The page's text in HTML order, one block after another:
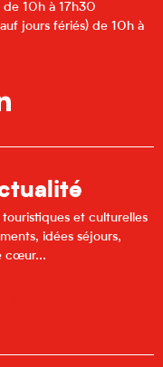
10h à 17h30
jours fériés) de 10h à
et culturelles
idées séjours,
cœur...